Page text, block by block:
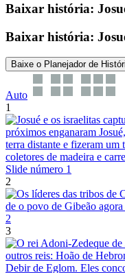
Baixar história:
Baixar história:
Baixe o Planejador de
Auto
1
2
3